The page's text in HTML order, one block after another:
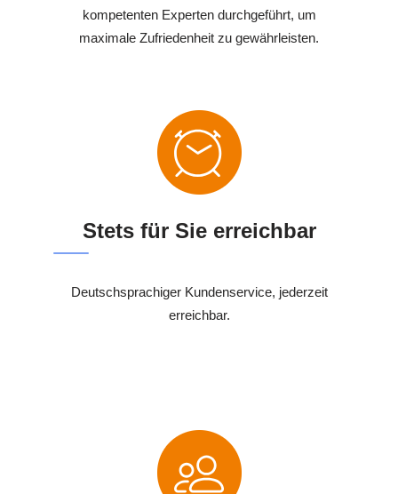
kompetenten Experten durchgeführt, um
maximale Zufriedenheit zu gewährleisten.
Stets für Sie erreichbar
Deutschsprachiger Kundenservice, jederzeit
erreichbar.